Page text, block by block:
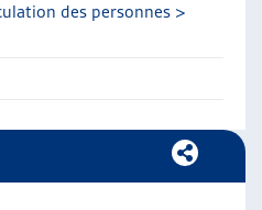
des personnes >